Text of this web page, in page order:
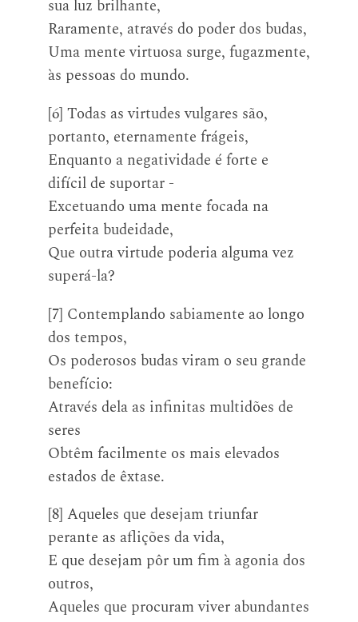
sua luz brilhante,
Raramente, através do poder dos budas,
Uma mente virtuosa surge, fugazmente,
às pessoas do mundo.
[6] Todas as virtudes vulgares são,
portanto, eternamente frágeis,
Enquanto a negatividade é forte e
difícil de suportar -
Excetuando uma mente focada na
perfeita budeidade,
Que outra virtude poderia alguma vez
superá-la?
[7] Contemplando sabiamente ao longo
dos tempos,
Os poderosos budas viram o seu grande
benefício:
Através dela as infinitas multidões de
seres
Obtêm facilmente os mais elevados
estados de êxtase.
[8] Aqueles que desejam triunfar
perante as aflições da vida,
E que desejam pôr um fim à agonia dos
outros,
Aqueles que procuram viver abundantes